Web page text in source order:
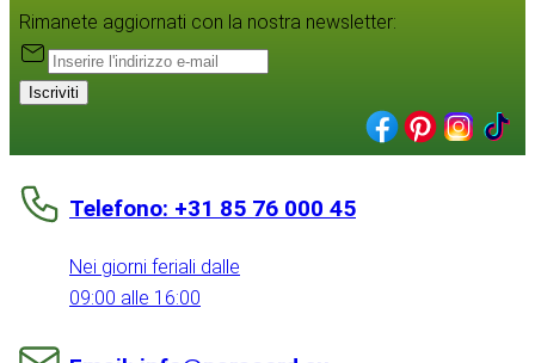
Rimanete aggiornati con la nostra newsletter:
Iscriviti
Telefono: +31 85 76 000 45
Nei giorni feriali dalle
09:00 alle 16:00